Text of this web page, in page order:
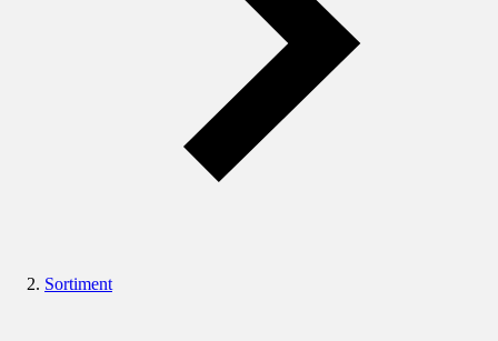
Sortiment